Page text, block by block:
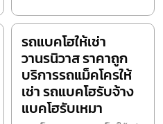
รถแบคโฮให้เช่า
วานรนิวาส ราคาถูก
บริการรถแม็คโครให้
เช่า รถแบคโฮรับจ้าง
แบคโฮรับเหมา